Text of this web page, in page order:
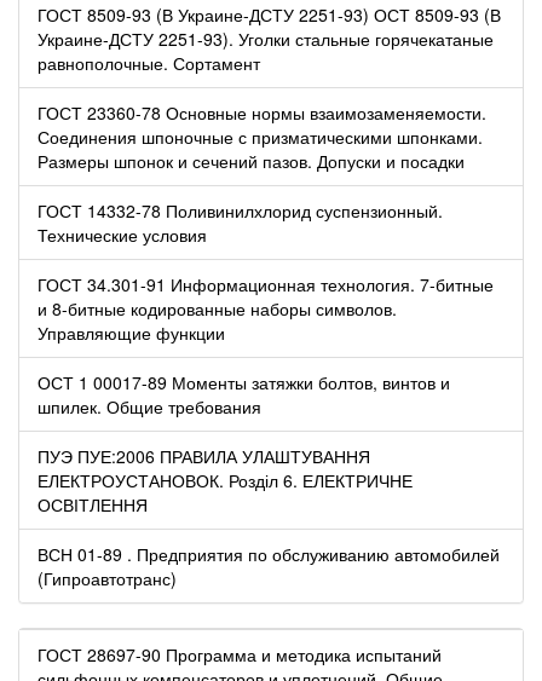
ГОСТ 8509-93 (В Украине-ДСТУ 2251-93) ОСТ 8509-93 (В
Украине-ДСТУ 2251-93). Уголки стальные горячекатаные
равнополочные. Сортамент
ГОСТ 23360-78 Основные нормы взаимозаменяемости.
Соединения шпоночные с призматическими шпонками.
Размеры шпонок и сечений пазов. Допуски и посадки
ГОСТ 14332-78 Поливинилхлорид суспензионный.
Технические условия
ГОСТ 34.301-91 Информационная технология. 7-битные
и 8-битные кодированные наборы символов.
Управляющие функции
ОСТ 1 00017-89 Моменты затяжки болтов, винтов и
шпилек. Общие требования
ПУЭ ПУЕ:2006 ПРАВИЛА УЛАШТУВАННЯ
ЕЛЕКТРОУСТАНОВОК. Розділ 6. ЕЛЕКТРИЧНЕ
ОСВІТЛЕННЯ
ВСН 01-89 . Предприятия по обслуживанию автомобилей
(Гипроавтотранс)
ГОСТ 28697-90 Программа и методика испытаний